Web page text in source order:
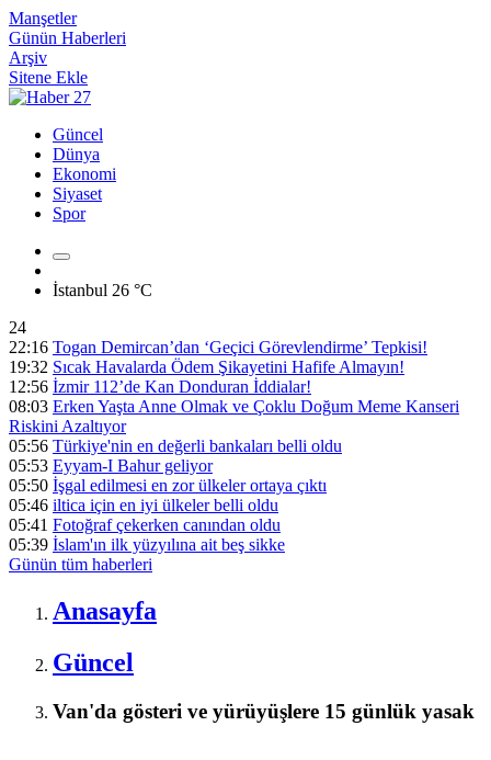
Manşetler
Günün Haberleri
Arşiv
Sitene Ekle
Güncel
Dünya
Ekonomi
Siyaset
Spor
İstanbul 26 °C
24
22:16 Togan Demircan’dan ‘Geçici Görevlendirme’ Tepkisi!
19:32 Sıcak Havalarda Ödem Şikayetini Hafife Almayın!
12:56 İzmir 112’de Kan Donduran İddialar!
08:03 Erken Yaşta Anne Olmak ve Çoklu Doğum Meme Kanseri
Riskini Azaltıyor
05:56 Türkiye'nin en değerli bankaları belli oldu
05:53 Eyyam-I Bahur geliyor
05:50 İşgal edilmesi en zor ülkeler ortaya çıktı
05:46 iltica için en iyi ülkeler belli oldu
05:41 Fotoğraf çekerken canından oldu
05:39 İslam'ın ilk yüzyılına ait beş sikke
Günün tüm haberleri
Anasayfa
Güncel
Van'da gösteri ve yürüyüşlere 15 günlük yasak